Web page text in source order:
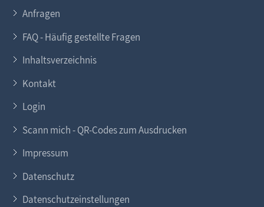
Anfragen
FAQ - Häufig gestellte Fragen
Inhaltsverzeichnis
Kontakt
Login
Scann mich - QR-Codes zum Ausdrucken
Impressum
Datenschutz
Datenschutzeinstellungen